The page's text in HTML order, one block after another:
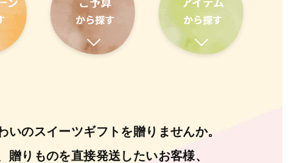
いのスイーツギフトを贈りませんか。
贈りものを直接発送したいお客様、